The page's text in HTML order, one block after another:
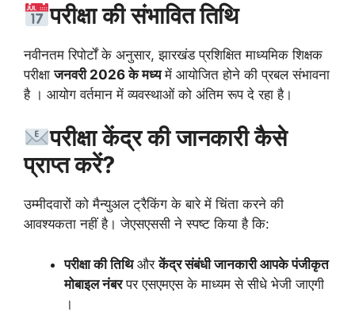
परीक्षा की संभावित तिथि
नवीनतम रिपोर्टों के अनुसार, झारखंड प्रशिक्षित माध्यमिक शिक्षक
परीक्षाजनवरी 2026 के मध्यमें आयोजित होने की प्रबल संभावना
है । आयोग वर्तमान में व्यवस्थाओं को अंतिम रूप दे रहा है।
परीक्षा केंद्र की जानकारी कैसे
प्राप्त करें?
उम्मीदवारों को मैन्युअल ट्रैकिंग के बारे में चिंता करने की
आवश्यकता नहीं है। जेएसएससी ने स्पष्ट किया है कि:
परीक्षा की तिथिऔरकेंद्र संबंधी जानकारी आपकेपंजीकृत
मोबाइल नंबरपर एसएमएस के माध्यम से सीधे भेजी जाएगी
।